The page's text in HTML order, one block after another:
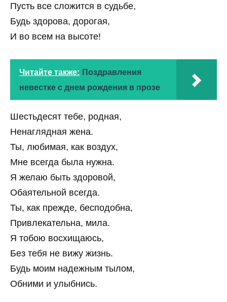
Пусть все сложится в судьбе,
Будь здорова, дорогая,
И во всем на высоте!
Читайте также: Поздравления
невестке с днем рождения в прозе
Шестьдесят тебе, родная,
Ненаглядная жена.
Ты, любимая, как воздух,
Мне всегда была нужна.
Я желаю быть здоровой,
Обаятельной всегда.
Ты, как прежде, бесподобна,
Привлекательна, мила.
Я тобою восхищаюсь,
Без тебя не вижу жизнь.
Будь моим надежным тылом,
Обними и улыбнись.